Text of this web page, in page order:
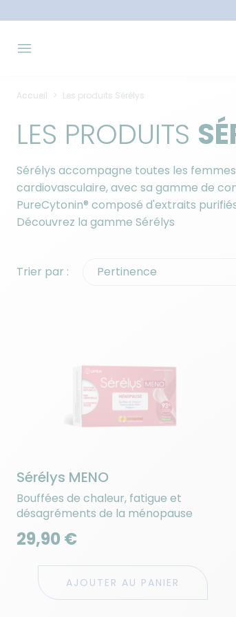
Accueil Les produits Sérélys
LES PRODUITS
Sérélys accompagne toutes les
cardiovasculaire, avec sa gamme de
PureCytonin® composé d'extraits
Découvrez la gamme Sérélys
Trier par : Pertinence
Sérélys MENO
Bouffées de chaleur, fatigue et
désagréments de la ménopause
29,90 €
AJOUTER AU PANIER